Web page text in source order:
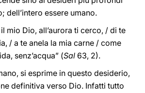
dell’intero essere umano.
mio Dio, all’aurora ti cerco, / di te
/ a te anela la mia carne / come
senz’acqua” (Sal 63, 2).
si esprime in questo desiderio,
definitiva verso Dio. Infatti tutto